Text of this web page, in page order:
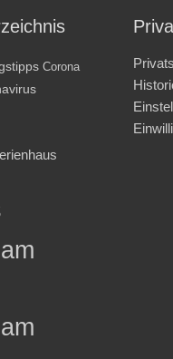
Corona